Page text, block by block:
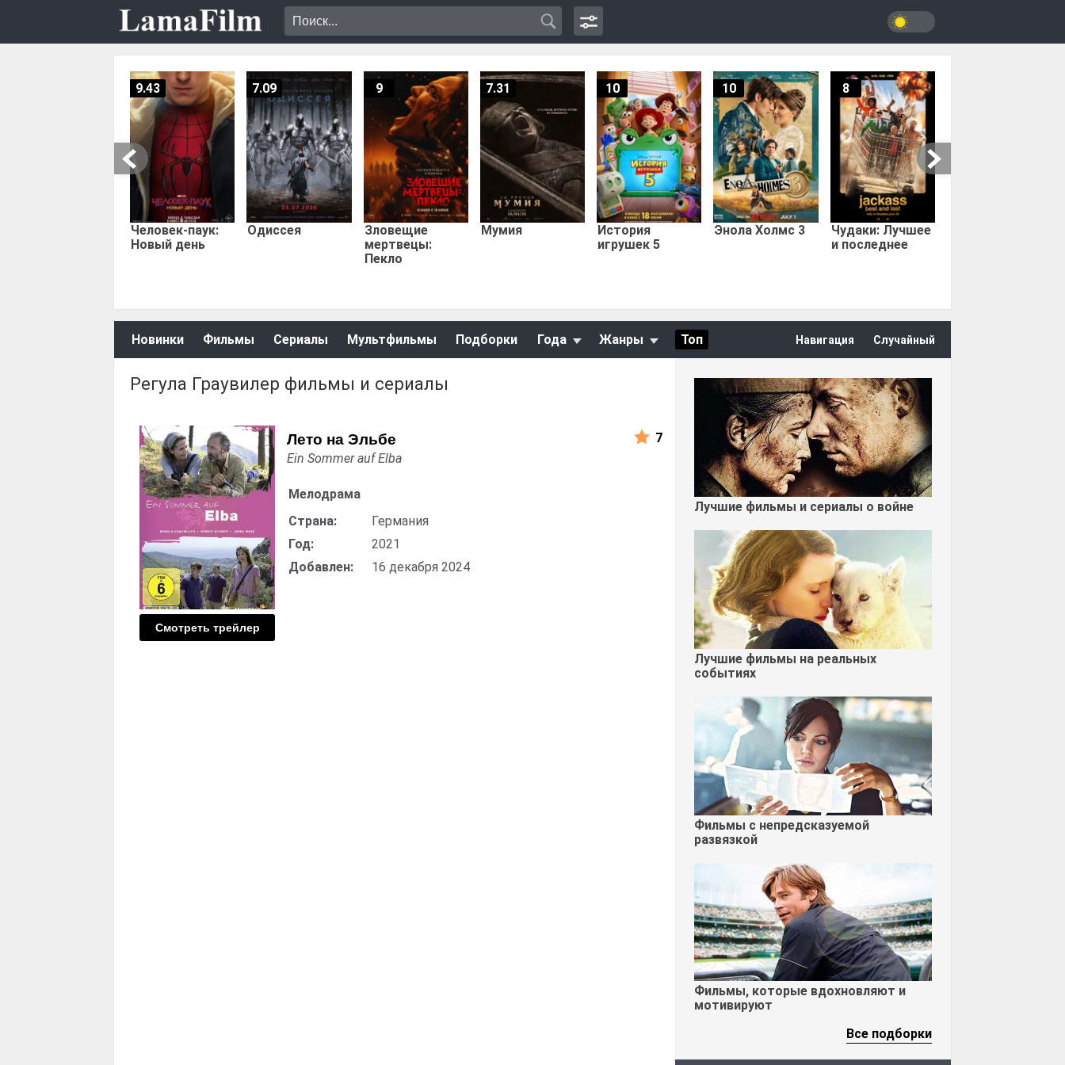
Человек-паук:
Новый день
9.43
Одиссея
7.09
Зловещие
мертвецы:
Пекло
9
Мумия
7.31
История
игрушек 5
10
Энола Холмс 3
10
Чудаки: Лучшее
и последнее
8
Новинки Фильмы Сериалы Мультфильмы Подборки Года Жанры Топ Навигация Случайный
Регула Граувилер фильмы и сериалы
Лето на Эльбе
Смотреть трейлер
Ein Sommer auf Elba
Мелодрама
Страна:
Германия
Год:
2021
Добавлен:
16 декабря 2024
7
Лучшие фильмы и сериалы о войне
Лучшие фильмы на реальных
событиях
Фильмы с непредсказуемой
развязкой
Фильмы, которые вдохновляют и
мотивируют
Все подборки